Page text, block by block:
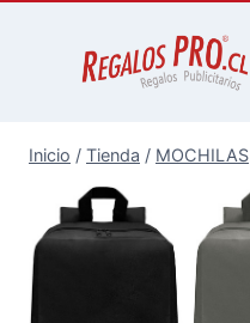
Inicio / Tienda / MOCHILAS